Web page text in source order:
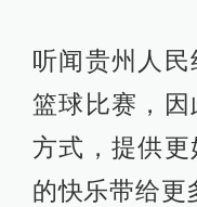
听闻贵州人
篮球比赛，
方式，提供
的快乐带给更